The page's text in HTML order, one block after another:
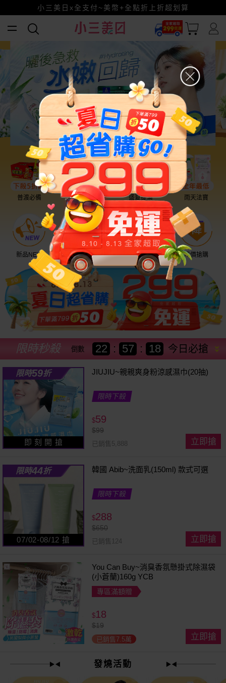
賺美幣~換好禮~立即換GO~
小三美日x全支付~美幣+全點折上折超划算
普渡必備 話題保養 盛夏提案 雨天法寶
新品NEW 優惠神券 美幣回饋 降價搶購
今日必搶
限時秒殺 倒數 22 : 57 : 15
限時59折
即 刻 開 搶
JIUJIU~親親爽身粉涼感濕巾(20抽)
限時下殺
$59
$99
已銷售5,888 立即搶
限時44折
07/02-08/12 搶
韓國 Abib~洗面乳(150ml) 款式可選
限時下殺
$288
$650
已銷售124 立即搶
You Can Buy~消臭香氛懸掛式除濕袋
(小蒼蘭)160g YCB
專區滿額贈
$18
$19
已銷售7.5萬 立即搶
發燒活動